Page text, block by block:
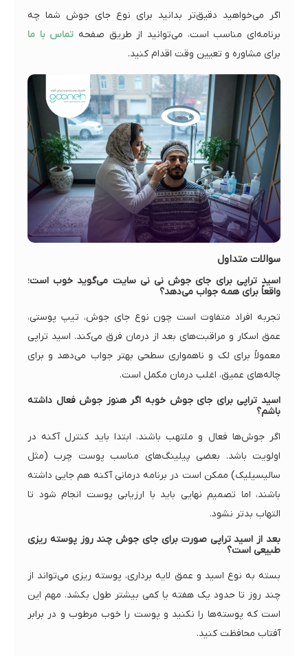
اگر می‌خواهید دقیق‌تر بدانید برای نوع جای جوش شما چه
برنامه‌ای مناسب است، می‌توانید از طریق صفحه تماس با ما
برای مشاوره و تعیین وقت اقدام کنید.
سوالات متداول
اسید تراپی برای جای جوش نی نی سایت می‌گوید خوب است؛
واقعاً برای همه جواب می‌دهد؟
تجربه افراد متفاوت است چون نوع جای جوش، تیپ پوستی،
عمق اسکار و مراقبت‌های بعد از درمان فرق می‌کند. اسید تراپی
معمولاً برای لک و ناهمواری سطحی بهتر جواب می‌دهد و برای
چاله‌های عمیق، اغلب درمان مکمل است.
اسید تراپی برای جای جوش خوبه اگر هنوز جوش فعال داشته
باشم؟
اگر جوش‌ها فعال و ملتهب باشند، ابتدا باید کنترل آکنه در
اولویت باشد. بعضی پیلینگ‌های مناسب پوست چرب (مثل
سالیسیلیک) ممکن است در برنامه درمانی آکنه هم جایی داشته
باشند، اما تصمیم نهایی باید با ارزیابی پوست انجام شود تا
التهاب بدتر نشود.
بعد از اسید تراپی صورت برای جای جوش چند روز پوسته ریزی
طبیعی است؟
بسته به نوع اسید و عمق لایه برداری، پوسته ریزی می‌تواند از
چند روز تا حدود یک هفته یا کمی بیشتر طول بکشد. مهم این
است که پوسته‌ها را نکنید و پوست را خوب مرطوب و در برابر
آفتاب محافظت کنید.